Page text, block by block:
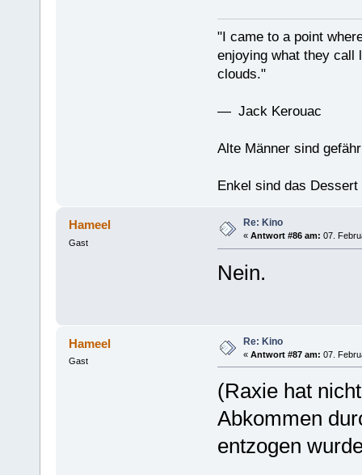
"I came to a point
enjoying what they call
clouds."
— Jack Kerouac
Alte Männer sind
Enkel sind das
Hameel
Gast
Re: Kino
« Antwort #86 am: 07.
Nein.
Hameel
Gast
Re: Kino
« Antwort #87 am: 07.
(Raxie hat
Abkommen
entzogen